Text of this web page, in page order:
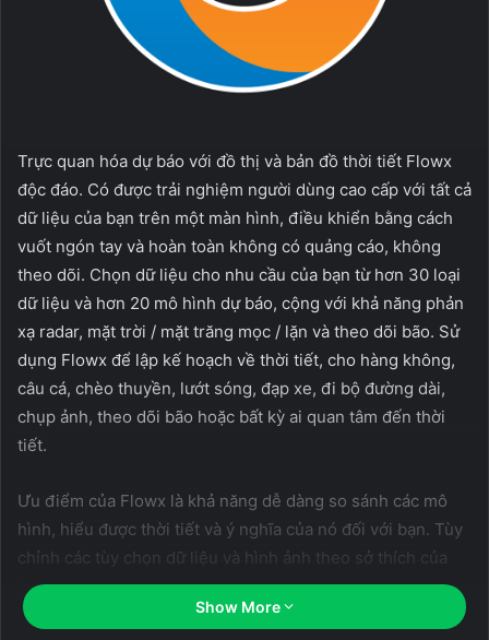
Trực quan hóa dự báo với đồ thị và bản đồ thời tiết Flowx
độc đáo. Có được trải nghiệm người dùng cao cấp với tất cả
dữ liệu của bạn trên một màn hình, điều khiển bằng cách
vuốt ngón tay và hoàn toàn không có quảng cáo, không
theo dõi. Chọn dữ liệu cho nhu cầu của bạn từ hơn 30 loại
dữ liệu và hơn 20 mô hình dự báo, cộng với khả năng phản
xạ radar, mặt trời / mặt trăng mọc / lặn và theo dõi bão. Sử
dụng Flowx để lập kế hoạch về thời tiết, cho hàng không,
câu cá, chèo thuyền, lướt sóng, đạp xe, đi bộ đường dài,
chụp ảnh, theo dõi bão hoặc bất kỳ ai quan tâm đến thời
tiết.
Ưu điểm của Flowx là khả năng dễ dàng so sánh các mô
hình, hiểu được thời tiết và ý nghĩa của nó đối với bạn. Tùy
chỉnh các tùy chọn dữ liệu và hình ảnh theo sở thích của
bạn.
Show More